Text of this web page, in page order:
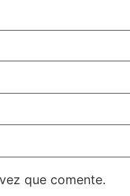
que comente.